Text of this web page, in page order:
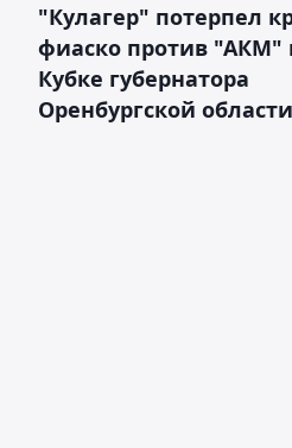
"Кулагер" потерпел
фиаско против "АКМ"
Кубке губернатора
Оренбургской области